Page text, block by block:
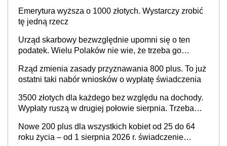
Emerytura wyższa o 1000 złotych. Wystarczy zrobić
tę jedną rzecz
Urząd skarbowy bezwzględnie upomni się o ten
podatek. Wielu Polaków nie wie, że trzeba go
Rząd zmienia zasady przyznawania 800 plus. To już
ostatni taki nabór wniosków o wypłatę świadczenia
3500 złotych dla każdego bez względu na dochody.
Wypłaty ruszą w drugiej połowie sierpnia. Trzeba
Nowe 200 plus dla wszystkich kobiet od 25 do 64
roku życia – od 1 sierpnia 2026 r. świadczenie